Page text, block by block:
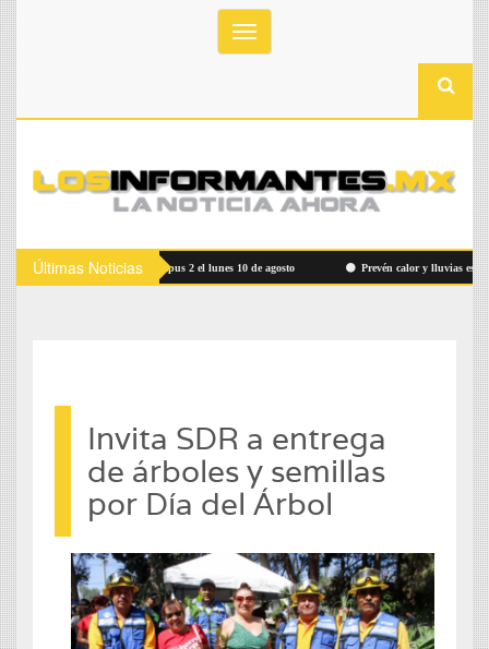
Toggle
navigation
Últimas Noticias
Ruta Bowí UACH Campus 2 el lunes 10 de agosto Prevén calor y lluvias este viernes
Invita SDR a entrega
de árboles y semillas
por Día del Árbol